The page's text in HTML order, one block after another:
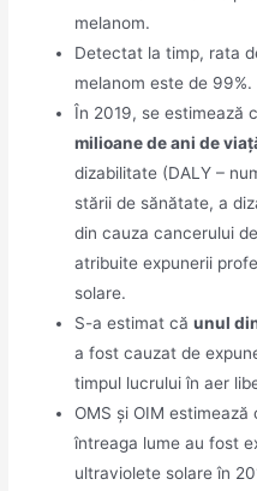
melanom.
Detectat la timp, rata
melanom este de 99%.
În 2019, se estimează
milioane de ani de
dizabilitate (DALY –
stării de sănătate, a
din cauza cancerului
atribuite expunerii
solare.
S-a estimat căunul
a fost cauzat de
timpul lucrului în aer
OMS și OIM
întreaga lume au fost
ultraviolete solare în